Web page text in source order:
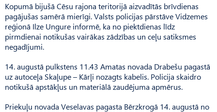
Kopumā bijušā Cēsu rajona teritorijā aizvadītās brīvdienas
pagājušas samērā mierīgi. Valsts policijas pārstāve Vidzemes
reģionā Ilze Ungure informē, ka no piektdienas līdz
pirmdienai notikušas vairākas zādzības un ceļu satiksmes
negadījumi.
14. augustā pulkstens 11.43 Amatas novada Drabešu pagastā
uz autoceļa Skaļupe – Kārļi nozagts kabelis. Policija skaidro
notikušā apstākļus un materiālā zaudējuma apmērus.
Priekuļu novada Veselavas pagasta Bērzkrogā 14. augustā no